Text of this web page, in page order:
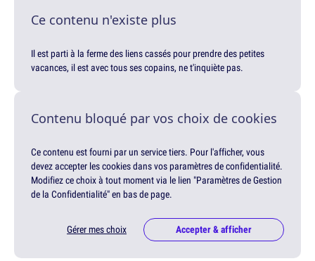
Ce contenu n'existe plus
Il est parti à la ferme des liens cassés pour prendre des petites
vacances, il est avec tous ses copains, ne t'inquiète pas.
Contenu bloqué par vos choix de cookies
Ce contenu est fourni par un service tiers. Pour l'afficher, vous
devez accepter les cookies dans vos paramètres de confidentialité.
Modifiez ce choix à tout moment via le lien "Paramètres de Gestion
de la Confidentialité" en bas de page.
Gérer mes choix Accepter & afficher